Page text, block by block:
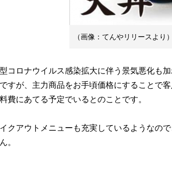
（画像：てんやリリースより）
コロナウイルス感染拡大に伴う景気悪化も
すが、主力商品をお手頃価格にすることで
費にあてる予定でいるとのことです。
クアウトメニューも充実しているようなの
。